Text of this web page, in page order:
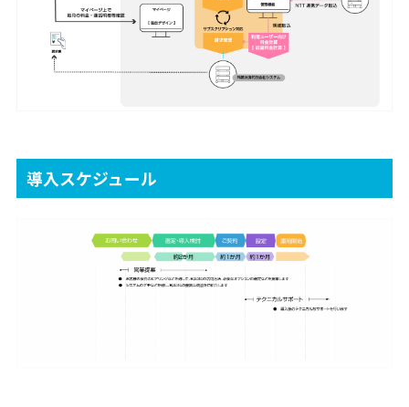
導入スケジュール